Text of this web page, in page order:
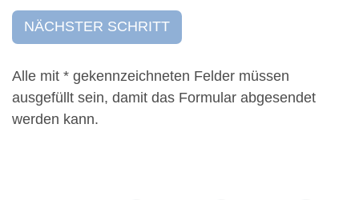
Alle mit * gekennzeichneten Felder müssen
ausgefüllt sein, damit das Formular abgesendet
werden kann.